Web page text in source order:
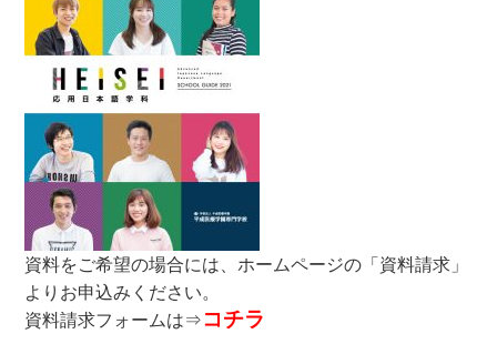
資料をご希望の場合には、ホームページの「資料請求」
よりお申込みください。
資料請求フォームは⇒コチラ